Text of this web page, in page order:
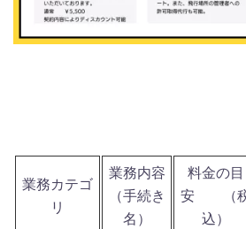
業務カテゴ
リ
業務内容
（手続き
名）
料金の目
安 （
込）